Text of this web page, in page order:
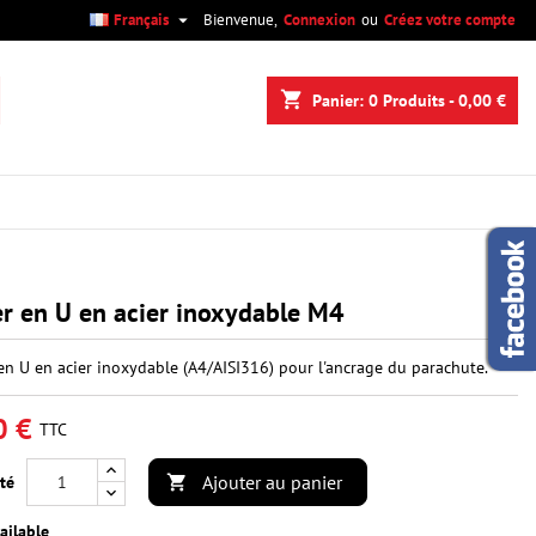
Bienvenue, Connexion ou Créez votre compte
Français 
shopping_cart Panier: 0 Produits - 0,00 €
en U en acier inoxydable M4
U en acier inoxydable (A4/AISI316) pour l'ancrage du parachute.
€ TTC
 Ajouter au panier